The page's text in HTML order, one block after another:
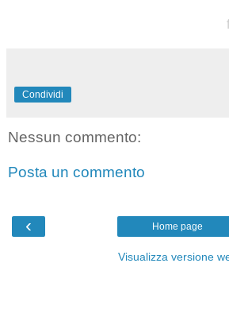
Condividi
Nessun commento:
Posta un commento
‹ Home page
Visualizza versione